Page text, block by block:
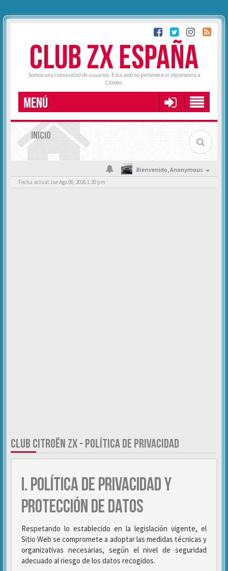
CLUB ZX ESPAÑA
Somos una comunidad de usuarios. Esta web no pertenece ni representa a
Citroën.
MENÚ
INICIO
Bienvenido,Anonymous
Fecha actual Jue Ago 06, 2026 1:30 pm
CLUB CITROËN ZX - POLÍTICA DE PRIVACIDAD
I. POLÍTICA DE PRIVACIDAD Y
PROTECCIÓN DE DATOS
Respetando lo establecido en la legislación vigente, el
Sitio Web se compromete a adoptar las medidas técnicas y
organizativas necesarias, según el nivel de seguridad
adecuado al riesgo de los datos recogidos.